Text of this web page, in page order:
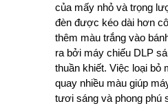
của mấy nhỏ và trọng
đèn được kéo dài hơn
thêm màu trắng vào
ra bởi máy chiếu DLP
thuần khiết. Việc loại bỏ
quay nhiều màu giúp
tươi sáng và phong phú